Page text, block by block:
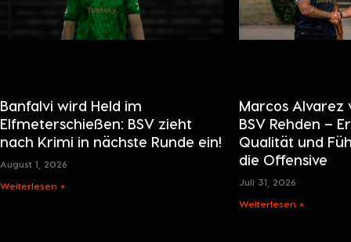
Banfalvi wird Held im
Elfmeterschießen: BSV zieht
nach Krimi in nächste Runde ein!
August 1, 2026
Weiterlesen »
Marcos
BSV Rehden –
Qualität und
die Offensive
Juli 31, 2026
Weiterlesen »